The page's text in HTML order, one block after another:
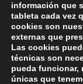
Skip back to main navigation
información que
tableta cada vez
cookies son
externas que
Las cookies
técnicas son
pueda funcionar,
únicas que